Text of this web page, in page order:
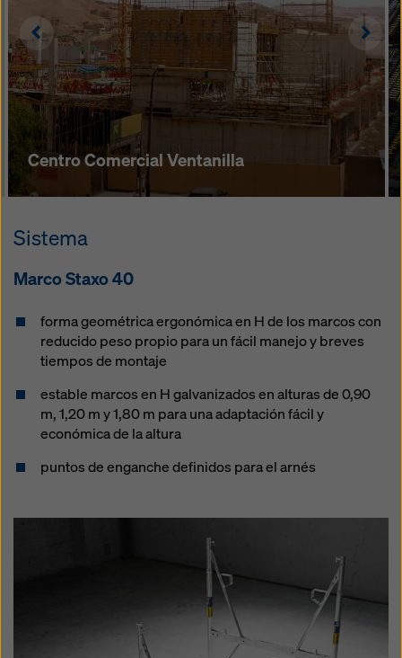
Centro Comercial Ventanilla
Left
Sistema
Marco Staxo 40
forma geométrica ergonómica en H de los marcos con
reducido peso propio para un fácil manejo y breves
tiempos de montaje
estable marcos en H galvanizados en alturas de 0,90
m, 1,20 m y 1,80 m para una adaptación fácil y
económica de la altura
puntos de enganche definidos para el arnés